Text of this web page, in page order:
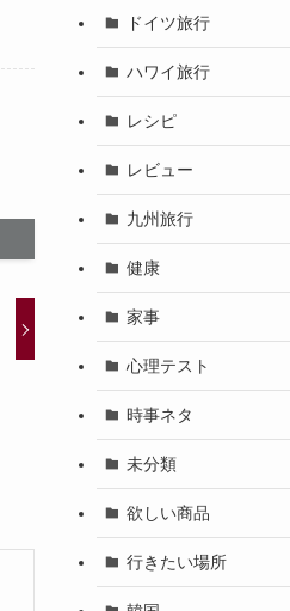
ドイツ旅行
ハワイ旅行
レシピ
レビュー
九州旅行
健康
家事
心理テスト
時事ネタ
未分類
欲しい商品
行きたい場所